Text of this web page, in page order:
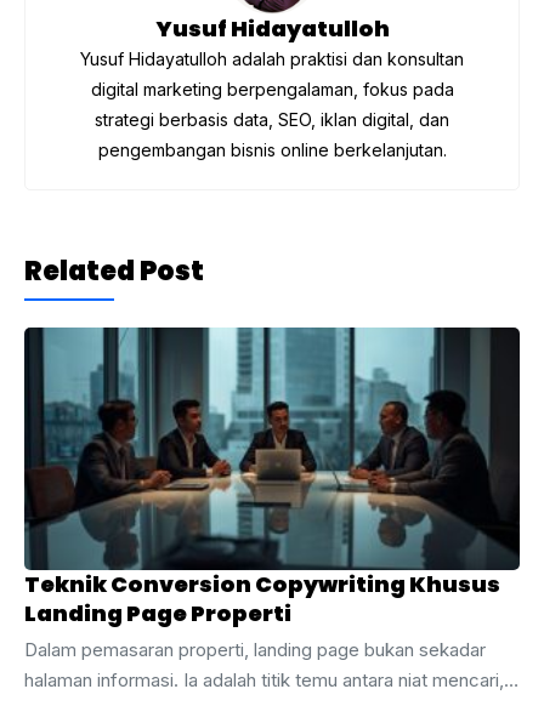
Yusuf Hidayatulloh
Yusuf Hidayatulloh adalah praktisi dan konsultan
digital marketing berpengalaman, fokus pada
strategi berbasis data, SEO, iklan digital, dan
pengembangan bisnis online berkelanjutan.
Related Post
Teknik Conversion Copywriting Khusus
Landing Page Properti
Dalam pemasaran properti, landing page bukan sekadar
halaman informasi. Ia adalah titik temu antara niat mencari,